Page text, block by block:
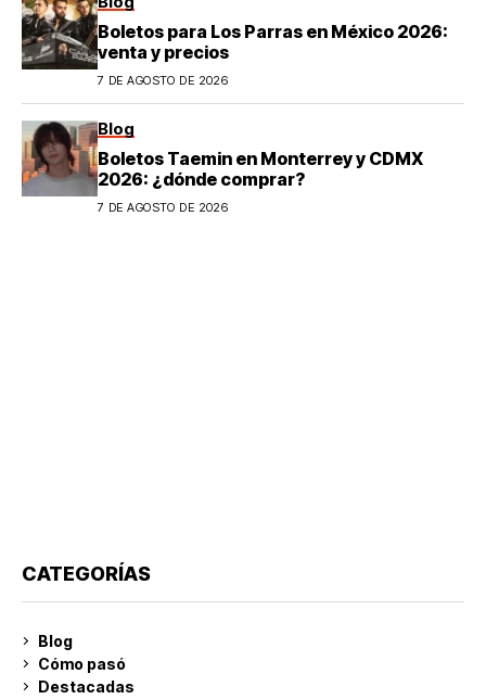
Boletos para Los Parras en México 2026:
venta y precios
7 DE AGOSTO DE 2026
Blog
Boletos Taemin en Monterrey y CDMX
2026: ¿dónde comprar?
7 DE AGOSTO DE 2026
CATEGORÍAS
Blog
Cómo pasó
Destacadas